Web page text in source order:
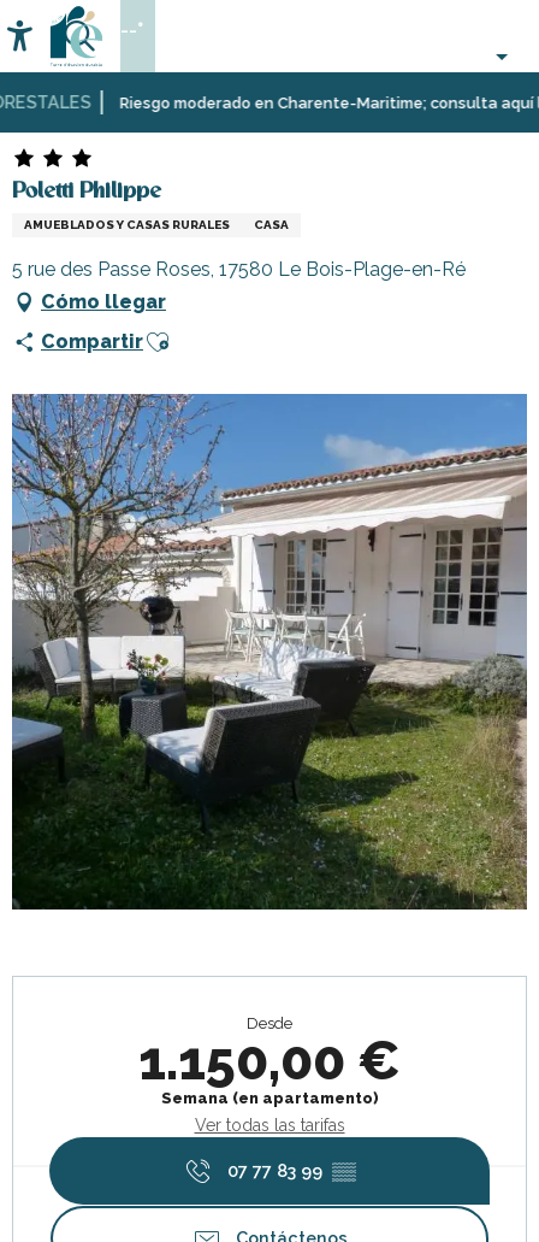
au
contenu
principal
Riesgo moderado en Charente-Maritime; consulta aquí
Accessibilité
Buscar
--°
Página Web EstanciaAlojamiento
AlquileresPoletti Philippe
Poletti Philippe
AMUEBLADOS Y CASAS RURALES CASA
5 rue des Passe Roses, 17580 Le Bois-Plage-en-Ré
Cómo llegar
CompartirAjouter aux favoris
Desde
1.150,00 €
Semana (en apartamento)
Ver todas las tarifas
07 77 83 99 ▒▒
Contáctenos